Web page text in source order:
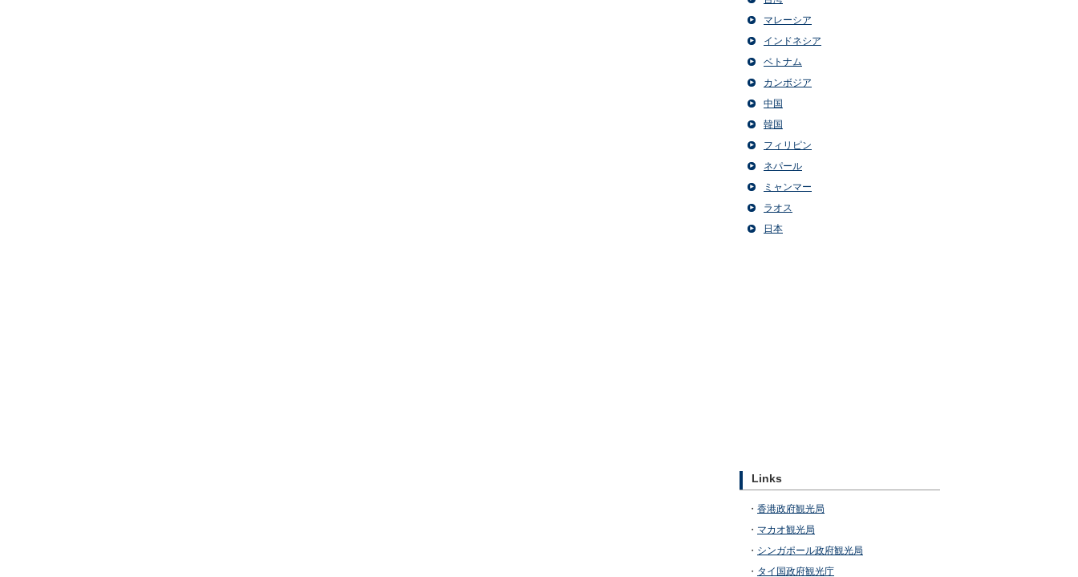
マレーシア
インドネシア
ベトナム
カンボジア
中国
韓国
フィリピン
ネパール
ミャンマー
ラオス
日本
Links
・ 香港政府観光局
・ マカオ観光局
・ シンガポール政府観光局
・ タイ国政府観光庁